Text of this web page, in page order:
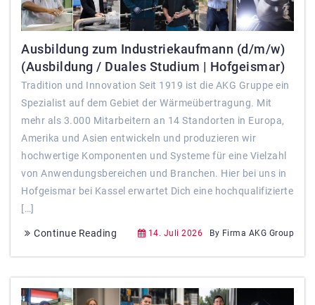
Ausbildung zum Industriekaufmann (d/m/w)
(Ausbildung / Duales Studium | Hofgeismar)
Tradition und Innovation Seit 1919 ist die AKG Gruppe ein
Spezialist auf dem Gebiet der Wärmeübertragung. Mit
mehr als 3.000 Mitarbeitern an 14 Standorten in Europa,
Amerika und Asien entwickeln und produzieren wir
hochwertige Komponenten und Systeme für eine Vielzahl
von Anwendungsbereichen und Branchen. Hier bei uns in
Hofgeismar bei Kassel erwartet Dich eine hochqualifizierte
[…]
Continue Reading 14. Juli 2026 By Firma AKG Group